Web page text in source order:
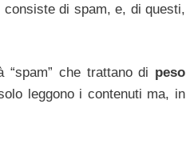
di spam, e, di questi,
“spam” che trattano di peso
leggono i contenuti ma, in